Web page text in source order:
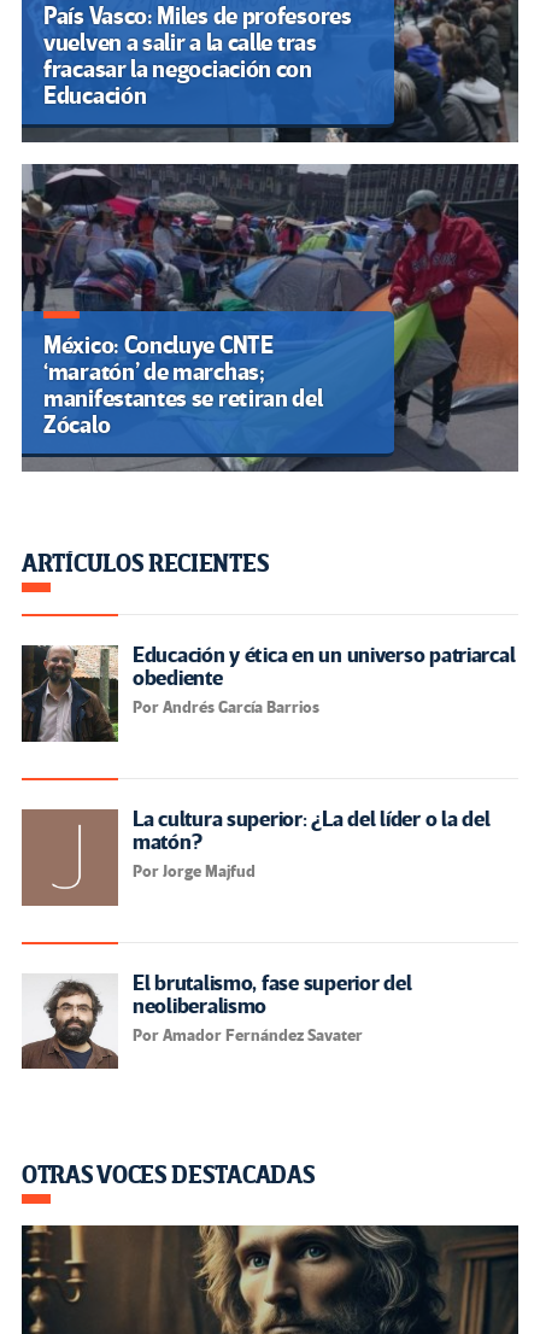
País Vasco: Miles de profesores
vuelven a salir a la calle tras
fracasar la negociación con
Educación
México: Concluye CNTE
‘maratón’ de marchas;
manifestantes se retiran del
Zócalo
ARTÍCULOS RECIENTES
Educación y ética en un universo patriarcal
obediente
Por Andrés García Barrios
La cultura superior: ¿La del líder o la del
matón?
Por Jorge Majfud
El brutalismo, fase superior del
neoliberalismo
Por Amador Fernández Savater
OTRAS VOCES DESTACADAS